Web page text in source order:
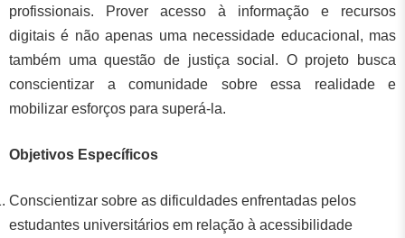
profissionais. Prover acesso à informação e recursos
digitais é não apenas uma necessidade educacional, mas
também uma questão de justiça social. O projeto busca
conscientizar a comunidade sobre essa realidade e
mobilizar esforços para superá-la.
Objetivos Específicos
Conscientizar sobre as dificuldades enfrentadas pelos
estudantes universitários em relação à acessibilidade